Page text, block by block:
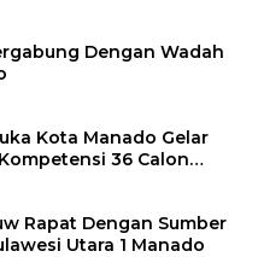
Dengan Wadah
Kota Manado Gelar
36 Calon
Rapat Dengan Sumber
Utara 1 Manado